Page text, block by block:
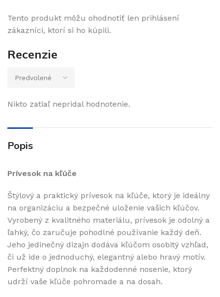
Recenzie
Nikto zatiaľ nepridal hodnotenie.
Tento produkt môžu ohodnotiť len prihlásení
zákazníci, ktorí si ho kúpili.
Popis
Prívesok na kľúče
Štýlový a praktický prívesok na kľúče, ktorý je ideálny
na organizáciu a bezpečné uloženie vašich kľúčov.
Vyrobený z kvalitného materiálu, prívesok je odolný a
ľahký, čo zaručuje pohodlné používanie každý deň.
Jeho jedinečný dizajn dodáva kľúčom osobitý vzhľad,
či už ide o jednoduchý, elegantný alebo hravý motív.
Perfektný doplnok na každodenné nosenie, ktorý
udrží vaše kľúče pohromade a na dosah.